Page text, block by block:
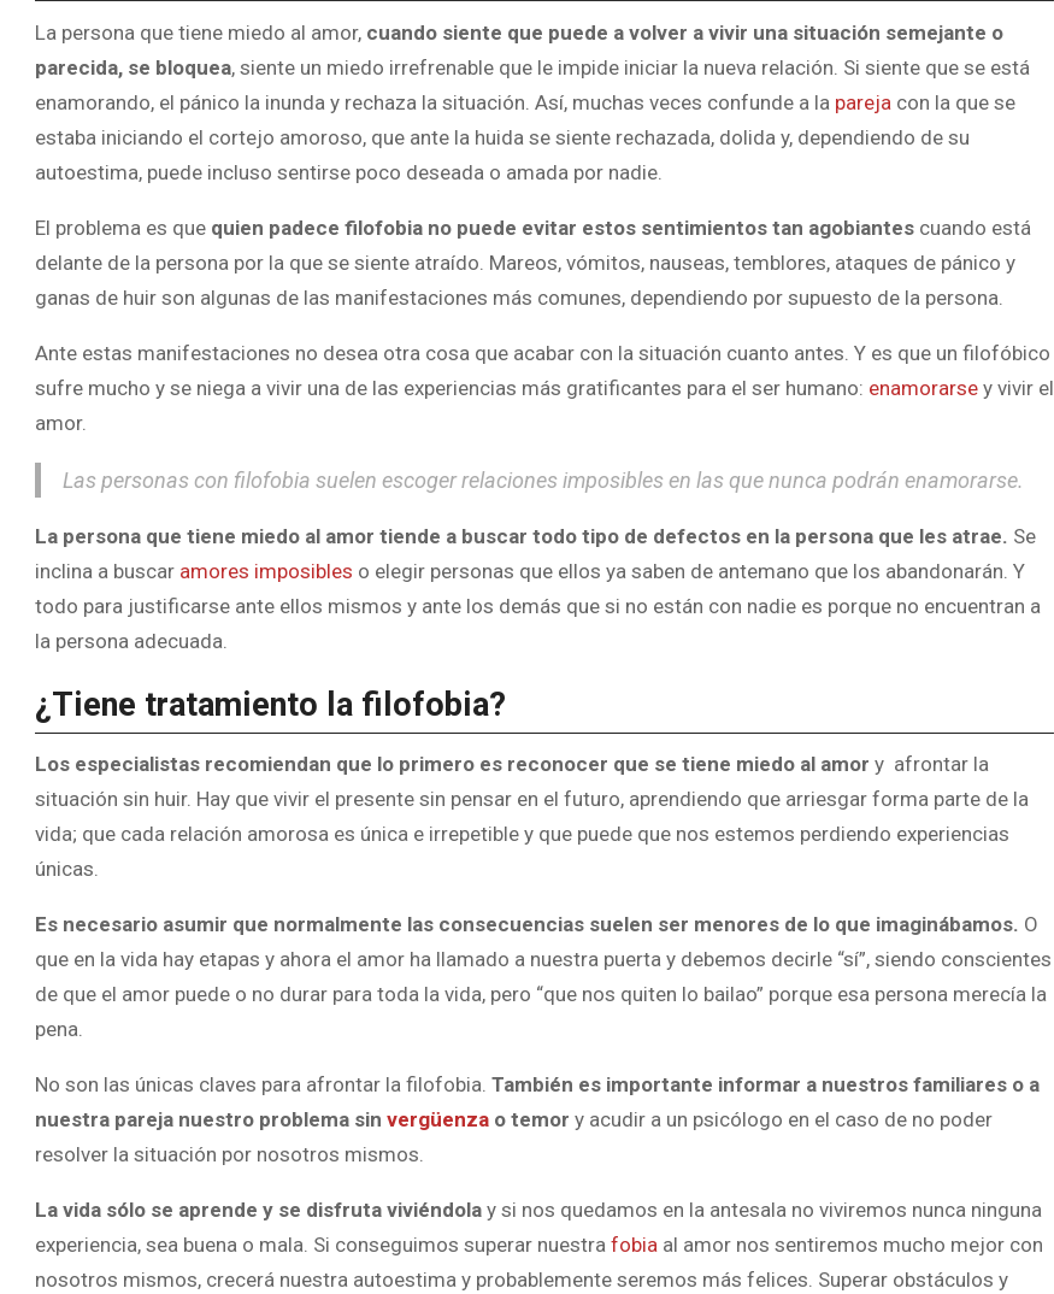
La persona que tiene miedo al amor, cuando siente que puede a volver a vivir una situación semejante o
parecida, se bloquea, siente un miedo irrefrenable que le impide iniciar la nueva relación. Si siente que se está
enamorando, el pánico la inunda y rechaza la situación. Así, muchas veces confunde a la pareja con la que se
estaba iniciando el cortejo amoroso, que ante la huida se siente rechazada, dolida y, dependiendo de su
autoestima, puede incluso sentirse poco deseada o amada por nadie.
El problema es que quien padece filofobia no puede evitar estos sentimientos tan agobiantes cuando está
delante de la persona por la que se siente atraído. Mareos, vómitos, nauseas, temblores, ataques de pánico y
ganas de huir son algunas de las manifestaciones más comunes, dependiendo por supuesto de la persona.
Ante estas manifestaciones no desea otra cosa que acabar con la situación cuanto antes. Y es que un filofóbico
sufre mucho y se niega a vivir una de las experiencias más gratificantes para el ser humano: enamorarse y vivir el
amor.
Las personas con filofobia suelen escoger relaciones imposibles en las que nunca podrán enamorarse.
La persona que tiene miedo al amor tiende a buscar todo tipo de defectos en la persona que les atrae. Se
inclina a buscar amores imposibles o elegir personas que ellos ya saben de antemano que los abandonarán. Y
todo para justificarse ante ellos mismos y ante los demás que si no están con nadie es porque no encuentran a
la persona adecuada.
¿Tiene tratamiento la filofobia?
Los especialistas recomiendan que lo primero es reconocer que se tiene miedo al amor y afrontar la
situación sin huir. Hay que vivir el presente sin pensar en el futuro, aprendiendo que arriesgar forma parte de la
vida; que cada relación amorosa es única e irrepetible y que puede que nos estemos perdiendo experiencias
únicas.
Es necesario asumir que normalmente las consecuencias suelen ser menores de lo que imaginábamos. O
que en la vida hay etapas y ahora el amor ha llamado a nuestra puerta y debemos decirle “sí”, siendo conscientes
de que el amor puede o no durar para toda la vida, pero “que nos quiten lo bailao” porque esa persona merecía la
pena.
No son las únicas claves para afrontar la filofobia. También es importante informar a nuestros familiares o a
nuestra pareja nuestro problema sin vergüenza o temor y acudir a un psicólogo en el caso de no poder
resolver la situación por nosotros mismos.
La vida sólo se aprende y se disfruta viviéndola y si nos quedamos en la antesala no viviremos nunca ninguna
experiencia, sea buena o mala. Si conseguimos superar nuestra fobia al amor nos sentiremos mucho mejor con
nosotros mismos, crecerá nuestra autoestima y probablemente seremos más felices. Superar obstáculos y